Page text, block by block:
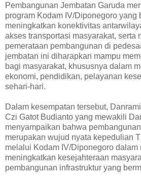
Pembangunan Jembatan Garuda
program Kodam IV/Diponegoro yang
meningkatkan konektivitas
akses transportasi masyarakat, serta
pemerataan pembangunan di
jembatan ini diharapkan mampu
bagi masyarakat, khususnya dalam
ekonomi, pendidikan, pelayanan
sehari-hari.
Dalam kesempatan tersebut,
Czi Gatot Budianto yang mewakili
menyampaikan bahwa
merupakan wujud nyata kepedulian
melalui Kodam IV/Diponegoro dalam
meningkatkan kesejahteraan
pembangunan infrastruktur yang